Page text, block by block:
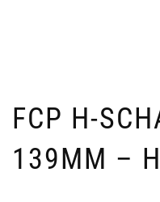
FCP H-
139MM –